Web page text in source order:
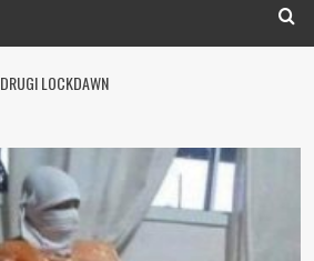
DRUGI LOCKDAWN